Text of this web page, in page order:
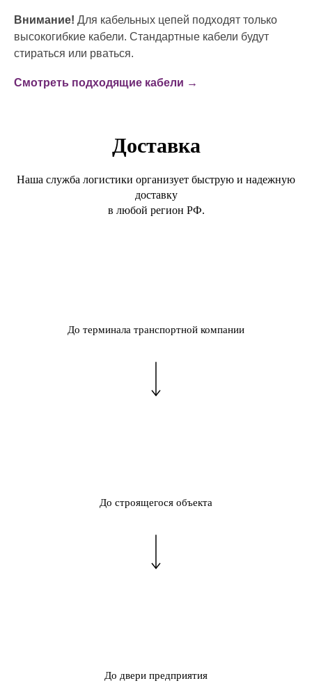
Внимание! Для кабельных цепей подходят только
высокогибкие кабели. Стандартные кабели будут
стираться или рваться.
Смотреть подходящие кабели →
Доставка
Наша служба логистики организует быструю и надежную
доставку
в любой регион РФ.
До терминала транспортной компании
До строящегося объекта
До двери предприятия